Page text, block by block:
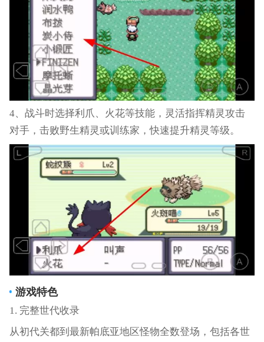
4、战斗时选择利爪、火花等技能，灵活指挥精灵攻击
对手，击败野生精灵或训练家，快速提升精灵等级。
游戏特色
1. 完整世代收录
从初代关都到最新帕底亚地区怪物全数登场，包括各世